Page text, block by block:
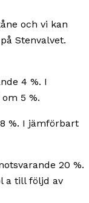
och vi kan
Stenvalvet.
4 %. I
5 %.
%. I jämförbart
20 %.
a till följd av